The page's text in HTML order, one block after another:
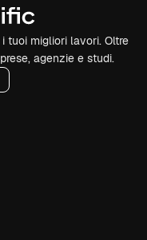
tuoi migliori lavori. Oltre
agenzie e studi.